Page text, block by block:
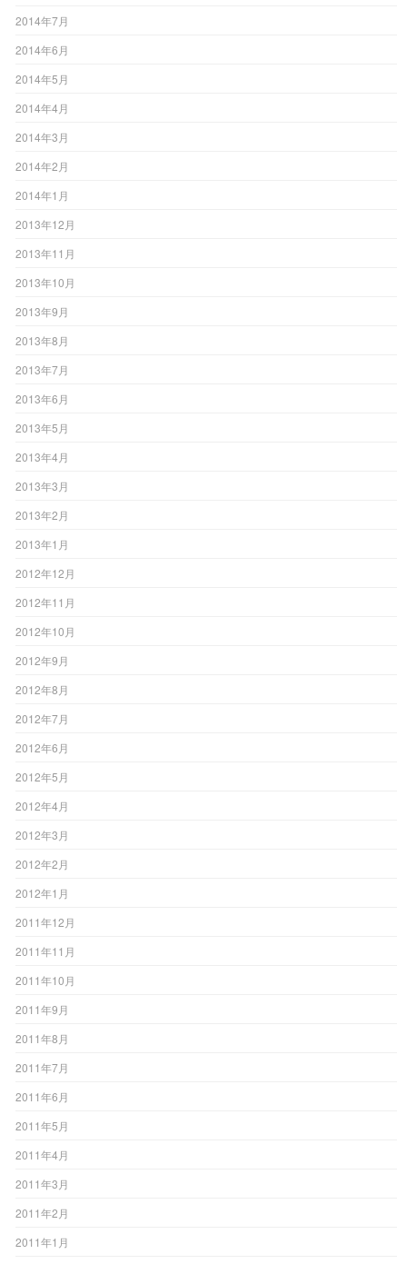
2014年7月
2014年6月
2014年5月
2014年4月
2014年3月
2014年2月
2014年1月
2013年12月
2013年11月
2013年10月
2013年9月
2013年8月
2013年7月
2013年6月
2013年5月
2013年4月
2013年3月
2013年2月
2013年1月
2012年12月
2012年11月
2012年10月
2012年9月
2012年8月
2012年7月
2012年6月
2012年5月
2012年4月
2012年3月
2012年2月
2012年1月
2011年12月
2011年11月
2011年10月
2011年9月
2011年8月
2011年7月
2011年6月
2011年5月
2011年4月
2011年3月
2011年2月
2011年1月